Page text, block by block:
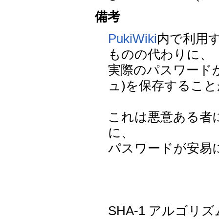
備考
PukiWiki内で利用
ものの代わりに、
実際のパスワード
ュ)を保存するこ
これは悪意ある者
に、
パスワードが安易
SHA-1 アルゴリ